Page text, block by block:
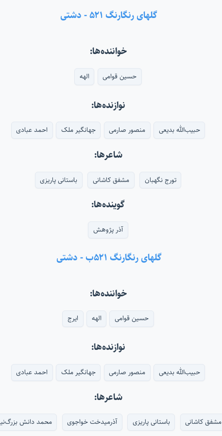
گلهای رنگارنگ ۵۲۱ - دشتی
خواننده‌ها:
حسین قوامی الهه
نوازنده‌ها:
حبیب‌الله بدیعی منصور صارمی جهانگیر ملک احمد عبادی
شاعرها:
تورج نگهبان مشفق کاشانی باستانی پاریزی
گوینده‌ها:
آذر پژوهش
گلهای رنگارنگ ۵۲۱ب - دشتی
خواننده‌ها:
حسین قوامی الهه ایرج
نوازنده‌ها:
حبیب‌الله بدیعی منصور صارمی جهانگیر ملک احمد عبادی
شاعرها:
مشفق کاشانی باستانی پاریزی آذرمیدخت خواجوی محمد دانش